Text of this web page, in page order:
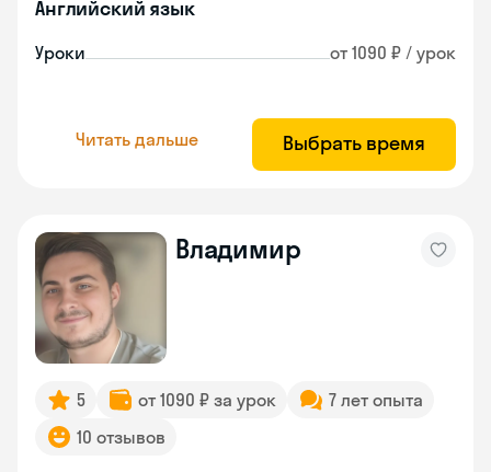
Английский язык
Уроки от 1090 ₽ / урок
Читать дальше Выбрать время
Владимир
5 от 1090 ₽ за урок
7 лет опыта
10 отзывов